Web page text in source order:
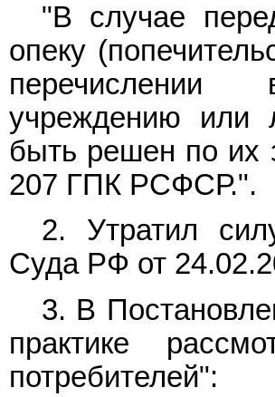
"В случае
опеку
перечислении
учреждению или
быть решен по их
207 ГПК РСФСР.".
2. Утратил
Суда РФ от
3. В
практике
потребителей":